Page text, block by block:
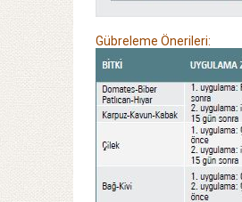
Gübreleme Önerileri: